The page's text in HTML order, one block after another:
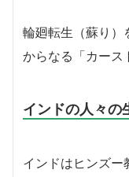
輪廻転生（蘇り）
からなる「カース
インドの人々の
インドはヒンズー